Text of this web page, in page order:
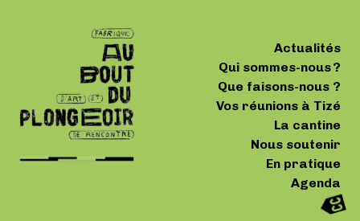
Actualités
Qui sommes-nous ?
Que faisons-nous ?
Vos réunions à Tizé
La cantine
Nous soutenir
En pratique
Agenda